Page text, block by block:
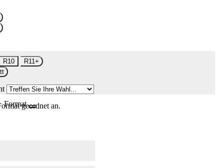
R10
R11+
Formatgeordnet an.